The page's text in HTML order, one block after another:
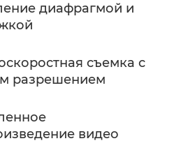
диафрагмой и
съемка с
разрешением
видео